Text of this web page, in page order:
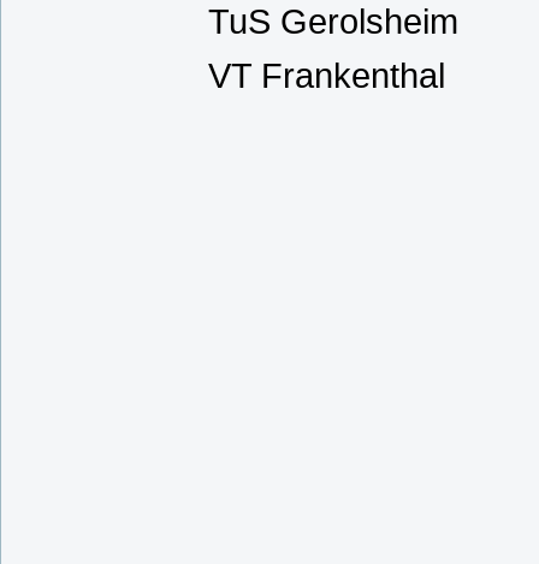
TuS Gerolsheim
VT Frankenthal